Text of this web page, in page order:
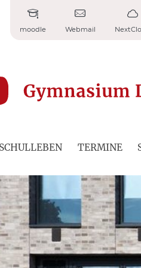
moodle Webmail
SCHULLEBEN TERMINE